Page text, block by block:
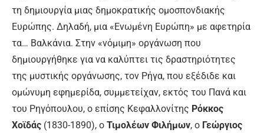
τη δημιουργία μιας δημοκρατικής ομοσπονδιακής
Ευρώπης. Δηλαδή, μια «Ενωμένη Ευρώπη» με αφετηρία
τα… Βαλκάνια. Στην «νόμιμη» οργάνωση που
δημιουργήθηκε για να καλύπτει τις δραστηριότητες
της μυστικής οργάνωσης, τον Ρήγα, που εξέδιδε και
ομώνυμη εφημερίδα, συμμετείχαν, εκτός του Πανά και
του Ρηγόπουλου, ο επίσης Κεφαλλονίτης Ρόκκος
Χοϊδάς (1830-1890), ο Τιμολέων Φιλήμων, ο Γεώργιος